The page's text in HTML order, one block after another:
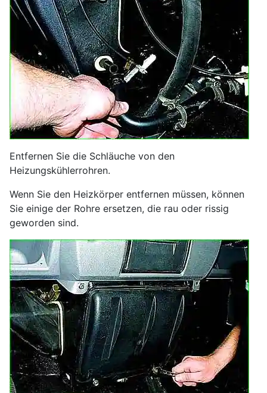
Entfernen Sie die Schläuche von den
Heizungskühlerrohren.
Wenn Sie den Heizkörper entfernen müssen, können
Sie einige der Rohre ersetzen, die rau oder rissig
geworden sind.